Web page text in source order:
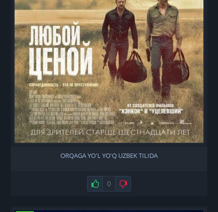
ORQAGA YO'L YO'Q UZBEK TILIDA
Нравится
0 Не нравится